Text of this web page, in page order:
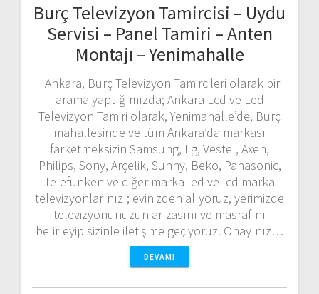
Burç Televizyon Tamircisi – Uydu
Servisi – Panel Tamiri – Anten
Montajı – Yenimahalle
Ankara, Burç Televizyon Tamircileri olarak bir
arama yaptığımızda; Ankara Lcd ve Led
Televizyon Tamiri olarak, Yenimahalle’de, Burç
mahallesinde ve tüm Ankara’da markası
farketmeksizin Samsung, Lg, Vestel, Axen,
Philips, Sony, Arçelik, Sunny, Beko, Panasonic,
Telefunken ve diğer marka led ve lcd marka
televizyonlarınızı; evinizden alıyoruz, yerimizde
televizyonunuzun arızasını ve masrafını
belirleyip sizinle iletişime geçiyoruz. Onayınız…
DEVAMI